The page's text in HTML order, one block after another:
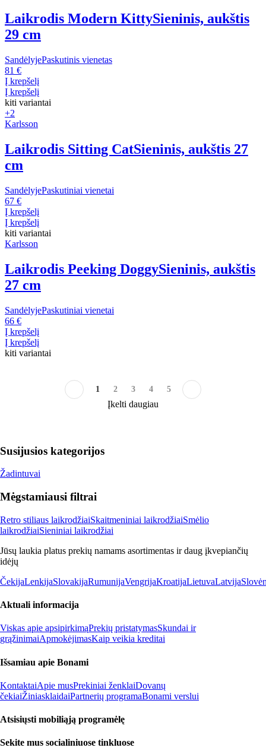
Laikrodis Modern KittySieninis, aukštis
29 cm
SandėlyjePaskutinis vienetas
81 €
Į krepšelį
Į krepšelį
kiti variantai
+2
Karlsson
Laikrodis Sitting CatSieninis, aukštis 27
cm
SandėlyjePaskutiniai vienetai
67 €
Į krepšelį
Į krepšelį
kiti variantai
Karlsson
Laikrodis Peeking DoggySieninis, aukštis
27 cm
SandėlyjePaskutiniai vienetai
66 €
Į krepšelį
Į krepšelį
kiti variantai
1 2 3 4 5
Įkelti daugiau
Susijusios kategorijos
Žadintuvai
Mėgstamiausi filtrai
Retro stiliaus laikrodžiaiSkaitmeniniai laikrodžiaiSmėlio
laikrodžiaiSieniniai laikrodžiai
Jūsų laukia platus prekių namams asortimentas ir daug įkvepiančių
idėjų
ČekijaLenkijaSlovakijaRumunijaVengrijaKroatijaLietuvaLatvija
Aktuali informacija
Viskas apie apsipirkimąPrekių pristatymasSkundai ir
grąžinimaiApmokėjimasKaip veikia kreditai
Išsamiau apie Bonami
KontaktaiApie musPrekiniai ženklaiDovanų
čekiaiŽiniasklaidaiPartnerių programaBonami verslui
Atsisiųsti mobiliąją programėlę
Sekite mus socialiniuose tinkluose